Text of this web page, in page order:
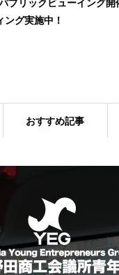
ブリックビューイング開
ング実施中！
大会」を開催しました！
おすすめ記事